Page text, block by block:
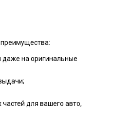
даже на оригинальные
для вашего авто,